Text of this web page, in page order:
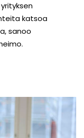
katsoa
sanoo